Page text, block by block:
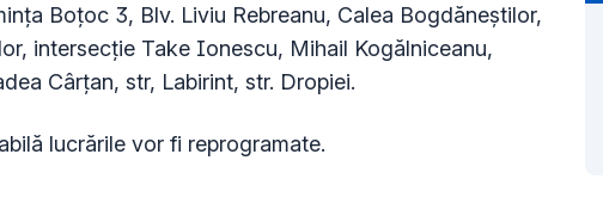
Boțoc 3, Blv. Liviu Rebreanu, Calea Bogdăneștilor,
intersecție Take Ionescu, Mihail Kogălniceanu,
Cârțan, str, Labirint, str. Dropiei.
lucrările vor fi reprogramate.